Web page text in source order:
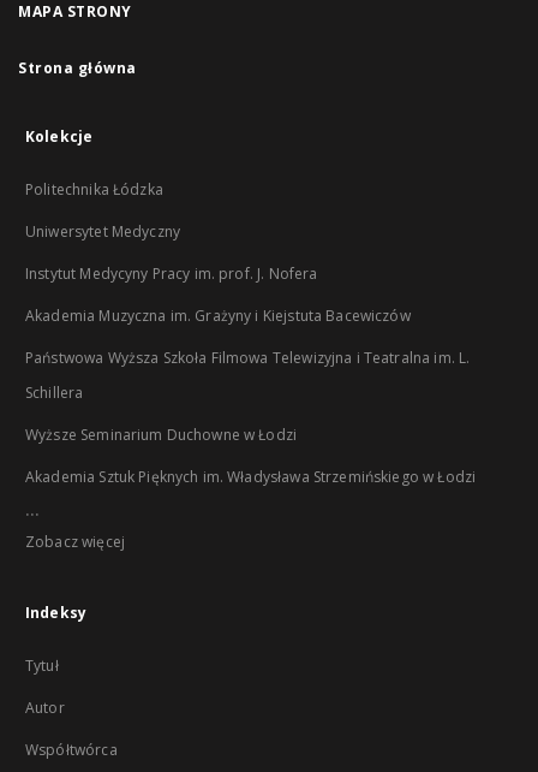
MAPA STRONY
Strona główna
Kolekcje
Politechnika Łódzka
Uniwersytet Medyczny
Instytut Medycyny Pracy im. prof. J. Nofera
Akademia Muzyczna im. Grażyny i Kiejstuta Bacewiczów
Państwowa Wyższa Szkoła Filmowa Telewizyjna i Teatralna im. L.
Schillera
Wyższe Seminarium Duchowne w Łodzi
Akademia Sztuk Pięknych im. Władysława Strzemińskiego w Łodzi
...
Zobacz więcej
Indeksy
Tytuł
Autor
Współtwórca